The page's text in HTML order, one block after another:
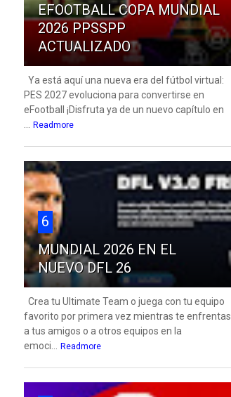
EFOOTBALL COPA MUNDIAL
2026 PPSSPP
ACTUALIZADO
Ya está aquí una nueva era del fútbol virtual:
PES 2027 evoluciona para convertirse en
eFootball ¡Disfruta ya de un nuevo capítulo en
Readmore
6
MUNDIAL 2026 EN EL
NUEVO DFL 26
Crea tu Ultimate Team o juega con tu equipo
favorito por primera vez mientras te enfrentas
a tus amigos o a otros equipos en la
emoci...
Readmore